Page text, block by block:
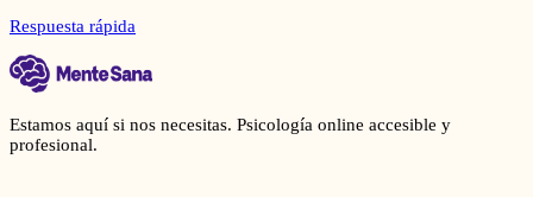
Respuesta rápida
Estamos aquí si nos necesitas. Psicología online accesible y
profesional.